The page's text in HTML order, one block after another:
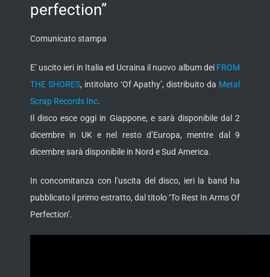
perfection”
Comunicato stampa
E’ uscito ieri in Italia ed Ucraina il nuovo album dei FROM
THE SHORES, intitolato ‘Of Apathy’, distribuito da Metal
Scrap Records Inc.
Il disco esce oggi in Giappone, e sarà disponibile dal 2
dicembre in UK e nel resto d’Europa, mentre dal 9
dicembre sarà disponibile in Nord e Sud America.
In concomitanza con l’uscita del disco, ieri la band ha
pubblicato il primo estratto, dal titolo ‘To Rest In Arms Of
Perfection’.